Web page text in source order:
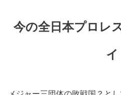
今の全日本プロレ
イ